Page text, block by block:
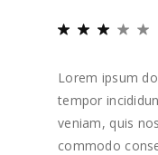
Lorem ipsum
tempor
veniam, quis
commodo